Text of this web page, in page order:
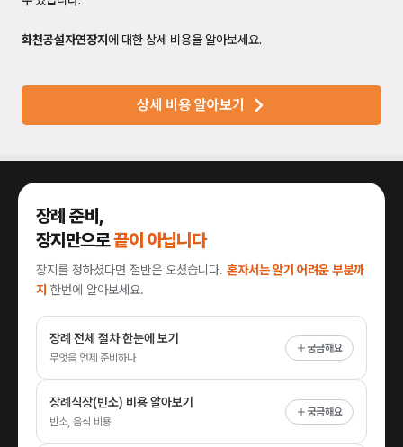
화천공설자연장지에 대한 상세 비용을 알아보세요.
상세 비용 알아보기
장례 준비,
장지만으로끝이 아닙니다
장지를 정하셨다면 절반은 오셨습니다. 혼자서는 알기 어려운 부분까
지 한번에 알아보세요.
장례 전체 절차 한눈에 보기
무엇을 언제 준비하나
궁금해요
장례식장(빈소) 비용 알아보기
빈소, 음식 비용
궁금해요